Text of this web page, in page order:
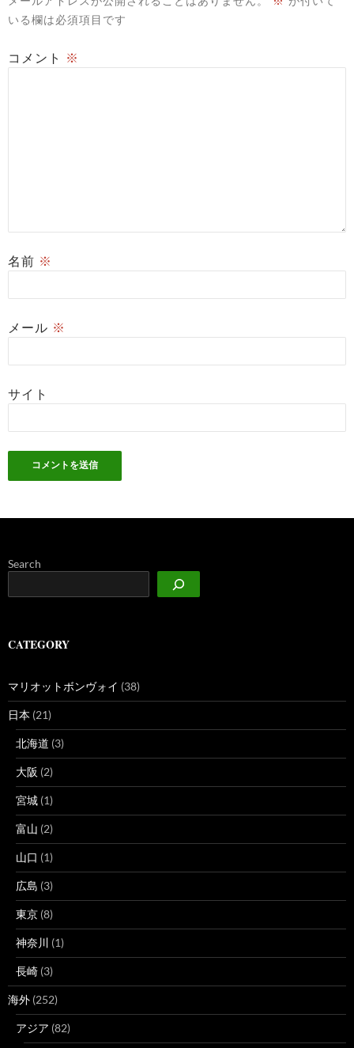
いる欄は必須項目です
コメント ※
名前 ※
メール ※
サイト
Search
CATEGORY
マリオットボンヴォイ (38)
日本 (21)
北海道 (3)
大阪 (2)
宮城 (1)
富山 (2)
山口 (1)
広島 (3)
東京 (8)
神奈川 (1)
長崎 (3)
海外 (252)
アジア (82)